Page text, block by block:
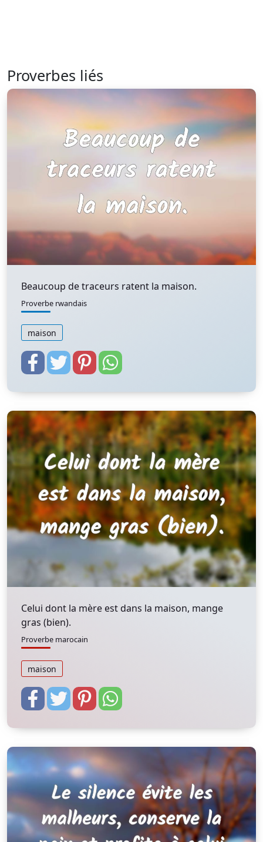
Proverbes liés
Beaucoup de traceurs ratent la maison.
Proverbe rwandais
maison
Celui dont la mère est dans la maison, mange
gras (bien).
Proverbe marocain
maison